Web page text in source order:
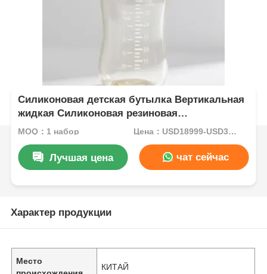
Силиконовая детская бутылка Вертикальная
жидкая Силиконовая резиновая
инъекционная формовая машина
MOQ：1 набор Цена：USD18999-USD34999per set
Лучшая цена чат сейчас
Характер продукции
Место
КИТАЙ